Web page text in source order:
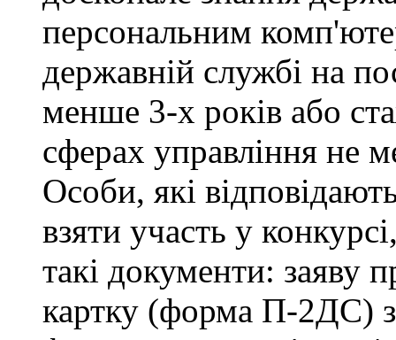
персональним
державній службі на
менше 3-х років або
сферах управління не
Особи, які
взяти участь у
такі документи: заяву
картку (форма П-2ДС) з